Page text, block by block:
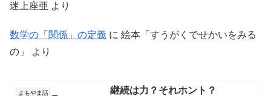
迷上座亜 より
数学の「関係」の定義 に 絵本「すうがくでせかいをみる
の」
より
よもやま話 継続は力？それホント？